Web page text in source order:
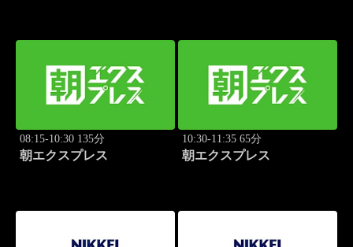
08:15-10:30 135分
朝エクスプレス
10:30-11:35 65分
朝エクスプレス